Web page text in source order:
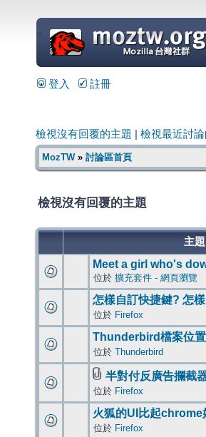
=
登入 註冊
檢視沒有回覆的主題 檢視最近討論
MozTW» 討論區首頁
檢視沒有回覆的主題
主題
Meet a girl who's
位於 擴充套件 - 網頁瀏覽
怎樣自訂快捷鍵? 怎
位於 Firefox
Thunderbird檔案位
位於 Thunderbird
半對付反廣告攔截
位於 Firefox
火狐的UI比起chrome
位於 Firefox